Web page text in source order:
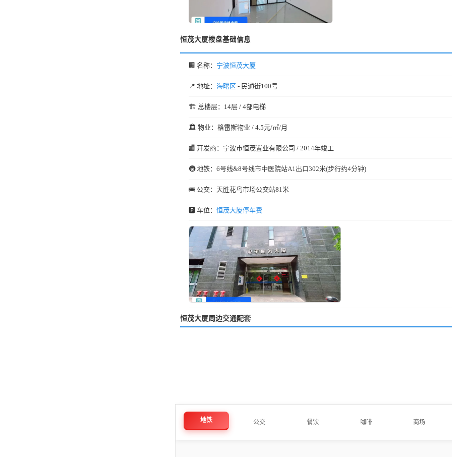
恒茂大厦楼盘基础信息
🏢 名称： 宁波恒茂大厦
📍 地址： 海曙区 - 民通街100号
🏗️ 总楼层：14层 / 4部电梯
🏛️ 物业：格雷斯物业 / 4.5元/㎡/月
🏬 开发商：宁波市恒茂置业有限公司 / 2014年竣工
🚇 地铁：6号线&8号线市中医院站A1出口302米(步行约4分钟)
🚌 公交：天胜花鸟市场公交站81米
🅿️ 车位： 恒茂大厦停车费
恒茂大厦周边交通配套
地铁 公交 餐饮 咖啡 商场